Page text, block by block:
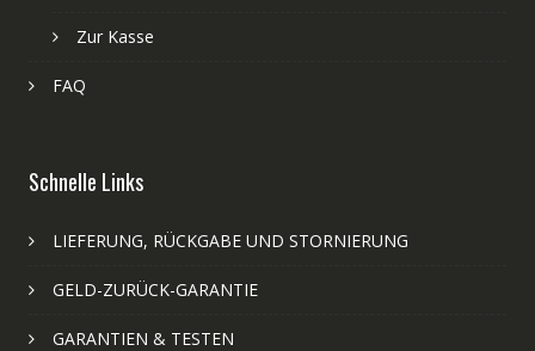
Zur Kasse
FAQ
Schnelle Links
LIEFERUNG, RÜCKGABE UND STORNIERUNG
GELD-ZURÜCK-GARANTIE
GARANTIEN & TESTEN